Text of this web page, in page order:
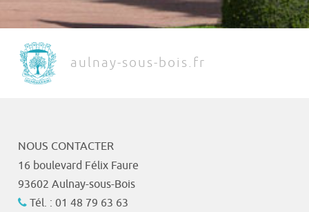
aulnay-sous-bois.fr
NOUS CONTACTER
16 boulevard Félix Faure
93602 Aulnay-sous-Bois
Tél. : 01 48 79 63 63